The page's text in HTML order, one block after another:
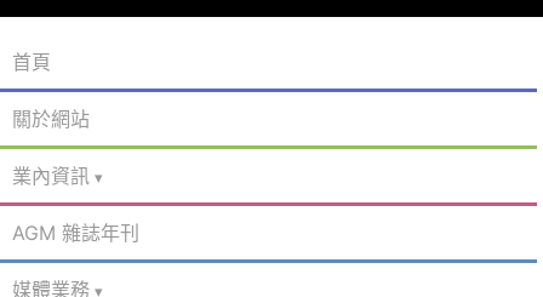
首頁
關於網站
業內資訊
AGM 雜誌年刊
媒體業務